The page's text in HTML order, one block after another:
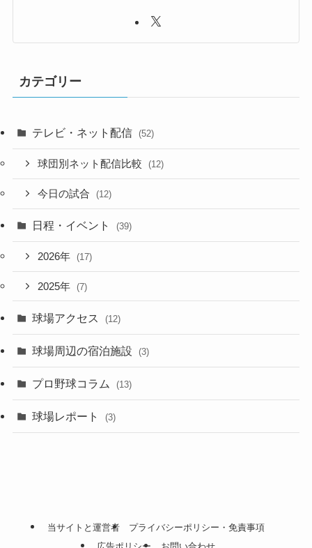
カテゴリー
テレビ・ネット配信 (52)
球団別ネット配信比較 (12)
今日の試合 (12)
日程・イベント (39)
2026年 (17)
2025年 (7)
球場アクセス (12)
球場周辺の宿泊施設 (3)
プロ野球コラム (13)
球場レポート (3)
当サイトと運営者
プライバシーポリシー・免責事項